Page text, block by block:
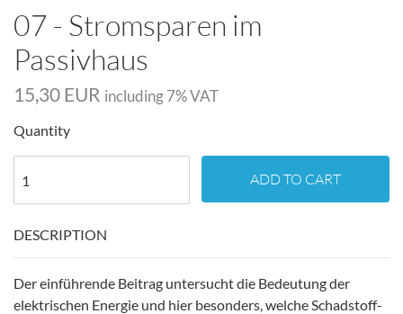
07 - Stromsparen im
Passivhaus
15,30 EUR including 7% VAT
Quantity
ADD TO CART
DESCRIPTION
Der einführende Beitrag untersucht die Bedeutung der
elektrischen Energie und hier besonders, welche Schadstoff-